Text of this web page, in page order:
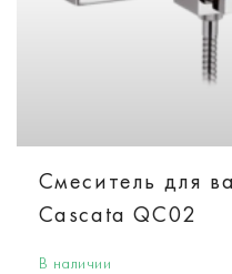
Смеситель для
Cascata QC02
В наличии